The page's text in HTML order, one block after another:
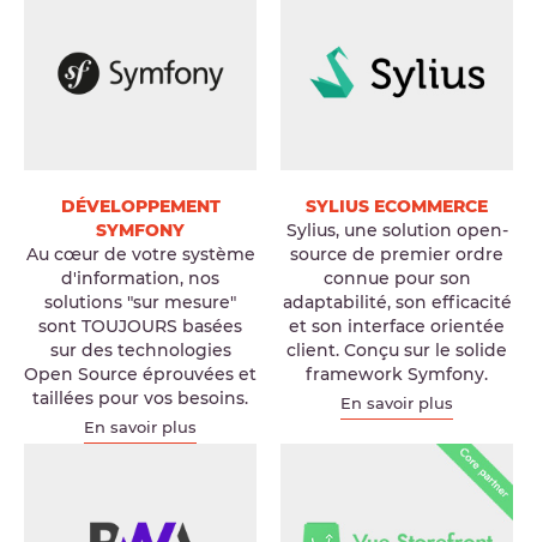
DÉVELOPPEMENT
SYMFONY
Au cœur de votre système
d'information, nos
solutions "sur mesure"
sont TOUJOURS basées
sur des technologies
Open Source éprouvées et
taillées pour vos besoins.
En savoir plus
SYLIUS ECOMMERCE
Sylius, une solution open-
source de premier ordre
connue pour son
adaptabilité, son efficacité
et son interface orientée
client. Conçu sur le solide
framework Symfony.
En savoir plus